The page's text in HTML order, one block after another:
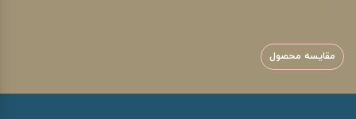
مقایسه محصول